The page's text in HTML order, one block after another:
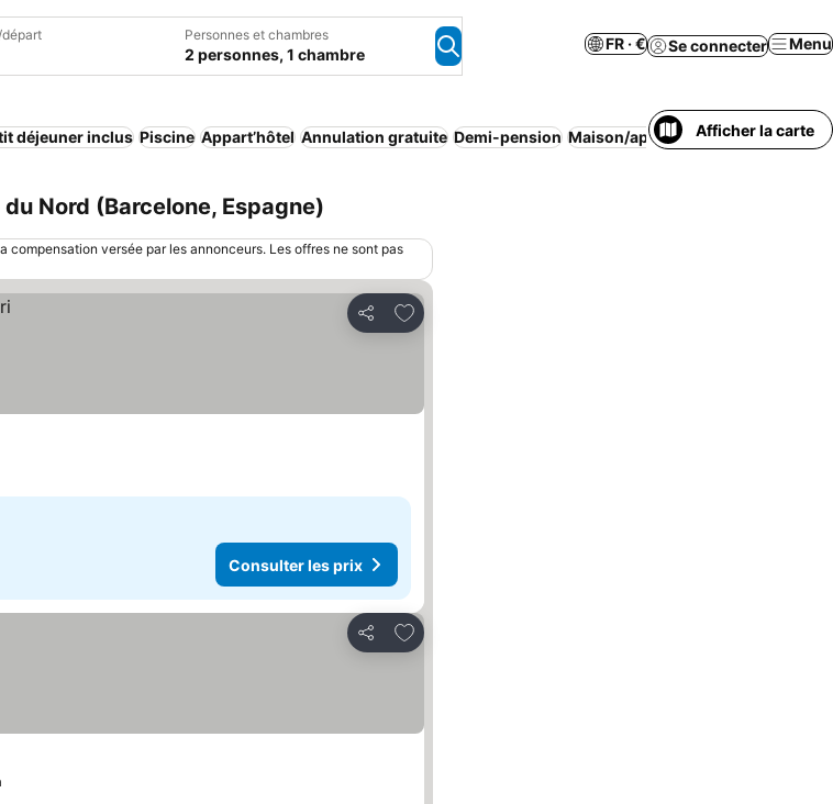
Personnes et chambres
2 personnes, 1 chambre
FR · € Se connecter Menu
déjeuner inclus Piscine Appart’hôtel Annulation gratuite Demi-pension Maison/appartement entier
Afficher la carte
Nord (Barcelone, Espagne)
compensation versée par les annonceurs. Les offres ne sont pas
Partager
Ajouter à mes favoris
Consulter les prix
Partager
Ajouter à mes favoris